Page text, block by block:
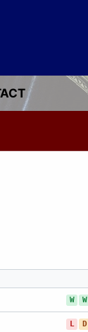
W W
L D